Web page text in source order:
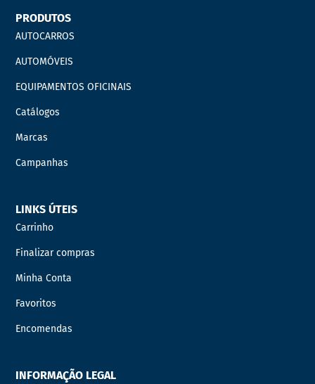
PRODUTOS
AUTOCARROS
AUTOMÓVEIS
EQUIPAMENTOS OFICINAIS
Catálogos
Marcas
Campanhas
LINKS ÚTEIS
Carrinho
Finalizar compras
Minha Conta
Favoritos
Encomendas
INFORMAÇÃO LEGAL